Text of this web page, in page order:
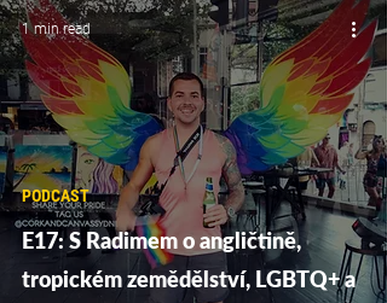
E17: S Radimem o angličtině,
tropickém zemědělství, LGBTQ+ a
PODCAST
1 min read